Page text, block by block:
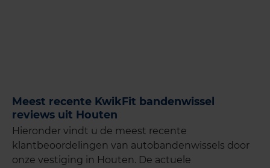
Meest recente KwikFit bandenwissel
reviews uit Houten
Hieronder vindt u de meest recente
klantbeoordelingen van autobandenwissels door
onze vestiging in Houten. De actuele